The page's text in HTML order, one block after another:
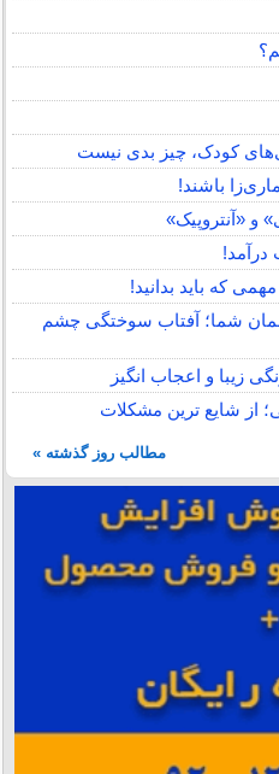
کودک، چیز بدی نیست
و «آنتروپیک»
که باید بدانید!
شما؛ آفتاب سوختگی چشم
زیبا و اعجاب انگیز
از شایع ترین مشکلات
مطالب روز گذشته »